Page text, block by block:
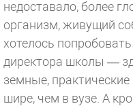
недоставало, более
организм, живущий
хотелось
директора школы —
земные,
шире, чем в вузе. А